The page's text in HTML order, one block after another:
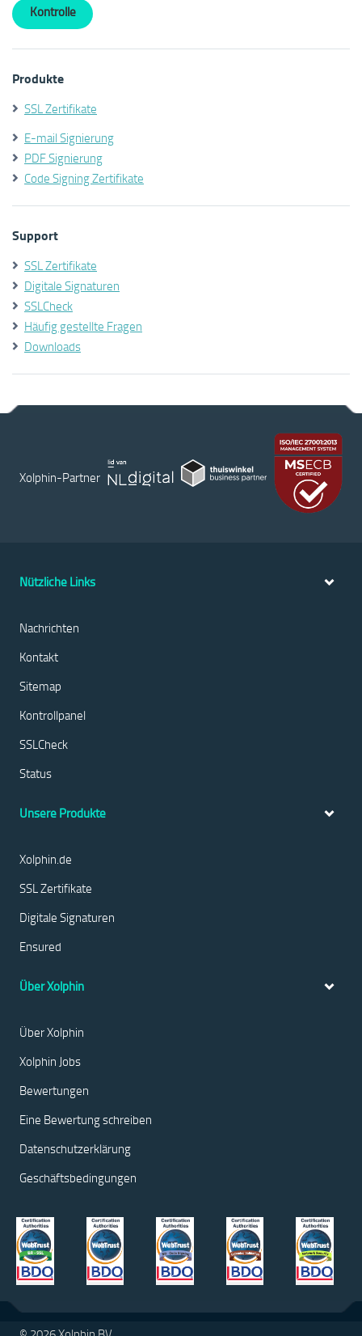
Produkte
SSL Zertifikate
E-mail Signierung
PDF Signierung
Code Signing Zertifikate
Support
SSL Zertifikate
Digitale Signaturen
SSLCheck
Häufig gestellte Fragen
Downloads
Xolphin-Partner
Nützliche Links
Nachrichten
Kontakt
Sitemap
Kontrollpanel
SSLCheck
Status
Unsere Produkte
Xolphin.de
SSL Zertifikate
Digitale Signaturen
Ensured
Über Xolphin
Über Xolphin
Xolphin Jobs
Bewertungen
Eine Bewertung schreiben
Datenschutzerklärung
Geschäftsbedingungen